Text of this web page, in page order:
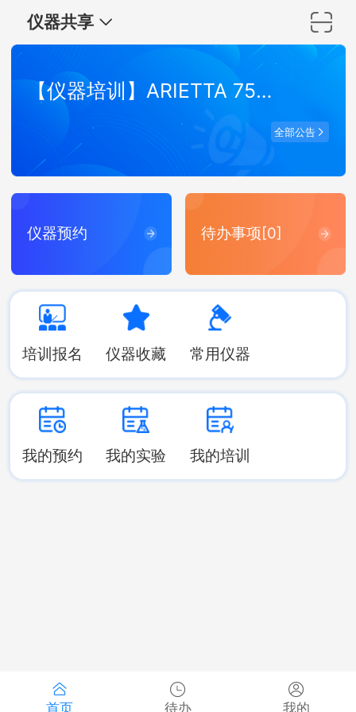
仪器共享
【仪器培训】ARIETTA 750 弹性波超声成像系统培训
全部公告
仪器预约 待办事项[0]
培训报名 仪器收藏 常用仪器
我的预约 我的实验 我的培训
首页 待办 我的